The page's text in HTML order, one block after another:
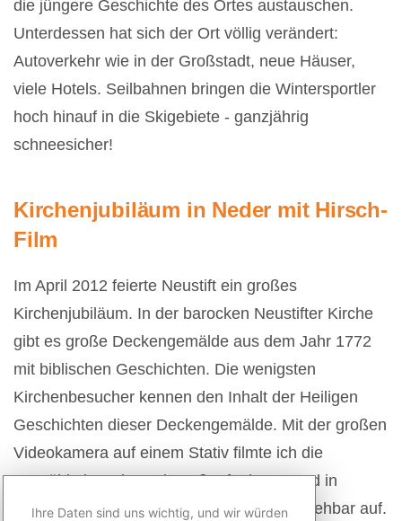
die jüngere Geschichte des Ortes austauschen.
Unterdessen hat sich der Ort völlig verändert:
Autoverkehr wie in der Großstadt, neue Häuser,
viele Hotels. Seilbahnen bringen die Wintersportler
hoch hinauf in die Skigebiete - ganzjährig
schneesicher!
Kirchenjubiläum in Neder mit Hirsch-
Film
Im April 2012 feierte Neustift ein großes
Kirchenjubiläum. In der barocken Neustifter Kirche
gibt es große Deckengemälde aus dem Jahr 1772
mit biblischen Geschichten. Die wenigsten
Kirchenbesucher kennen den Inhalt der Heiligen
Geschichten dieser Deckengemälde. Mit der großen
Videokamera auf einem Stativ filmte ich die
Gemälde in Nah- und Großaufnahmen und in
langsamen Schwenks, löste sie nachvollziehbar auf.
Ihre Daten sind uns wichtig, und wir würden